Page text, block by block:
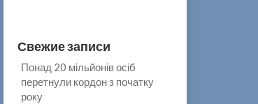
Свежие записи
Понад 20 мільйонів осіб
перетнули кордон з початку
року